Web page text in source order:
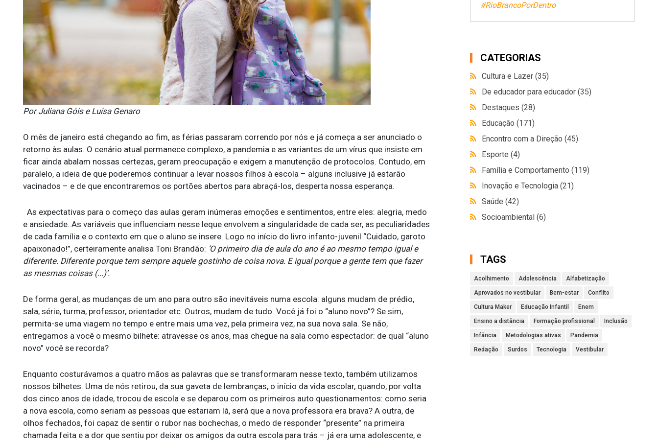
Por Juliana Góis e Luísa Genaro
O mês de janeiro está chegando ao fim, as férias passaram correndo por nós e já começa a ser anunciado o
retorno às aulas. O cenário atual permanece complexo, a pandemia e as variantes de um vírus que insiste em
ficar ainda abalam nossas certezas, geram preocupação e exigem a manutenção de protocolos. Contudo, em
paralelo, a ideia de que poderemos continuar a levar nossos filhos à escola – alguns inclusive já estarão
vacinados – e de que encontraremos os portões abertos para abraçá-los, desperta nossa esperança.
As expectativas para o começo das aulas geram inúmeras emoções e sentimentos, entre eles: alegria, medo
e ansiedade. As variáveis que influenciam nesse leque envolvem a singularidade de cada ser, as peculiaridades
de cada família e o contexto em que o aluno se insere. Logo no início do livro infanto-juvenil “Cuidado, garoto
apaixonado!”, certeiramente analisa Toni Brandão: O primeiro dia de aula do ano é ao mesmo tempo igual e
diferente. Diferente porque tem sempre aquele gostinho de coisa nova. E igual porque a gente tem que fazer
as mesmas coisas(...)’.
De forma geral, as mudanças de um ano para outro são inevitáveis numa escola: alguns mudam de prédio,
sala, série, turma, professor, orientador etc. Outros, mudam de tudo. Você já foi o “aluno novo”? Se sim,
permita-se uma viagem no tempo e entre mais uma vez, pela primeira vez, na sua nova sala. Se não,
entregamos a você o mesmo bilhete: atravesse os anos, mas chegue na sala como espectador: de qual “aluno
novo” você se recorda?
Enquanto costurávamos a quatro mãos as palavras que se transformaram nesse texto, também utilizamos
nossos bilhetes. Uma de nós retirou, da sua gaveta de lembranças, o início da vida escolar, quando, por volta
dos cinco anos de idade, trocou de escola e se deparou com os primeiros auto questionamentos: como seria
a nova escola, como seriam as pessoas que estariam lá, será que a nova professora era brava? A outra, de
olhos fechados, foi capaz de sentir o rubor nas bochechas, o medo de responder “presente” na primeira
chamada feita e a dor que sentiu por deixar os amigos da outra escola para trás – já era uma adolescente, e
#RioBrancoPorDentro
CATEGORIAS
Cultura e Lazer(35)
De educador para educador(35)
Destaques(28)
Educação(171)
Encontro com a Direção(45)
Esporte(4)
Família e Comportamento(119)
Inovação e Tecnologia(21)
Saúde(42)
Socioambiental(6)
TAGS
Acolhimento Adolescência Alfabetização
Aprovados no vestibular Bem-estar Conflito
Cultura Maker Educação Infantil Enem
Ensino a distância Formação profissional Inclusão
Infância Metodologias ativas Pandemia
Redação Surdos Tecnologia Vestibular